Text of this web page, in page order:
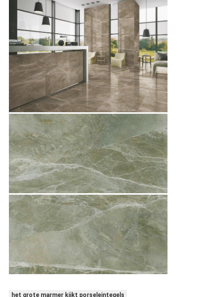
het grote marmer kijkt porseleintegels